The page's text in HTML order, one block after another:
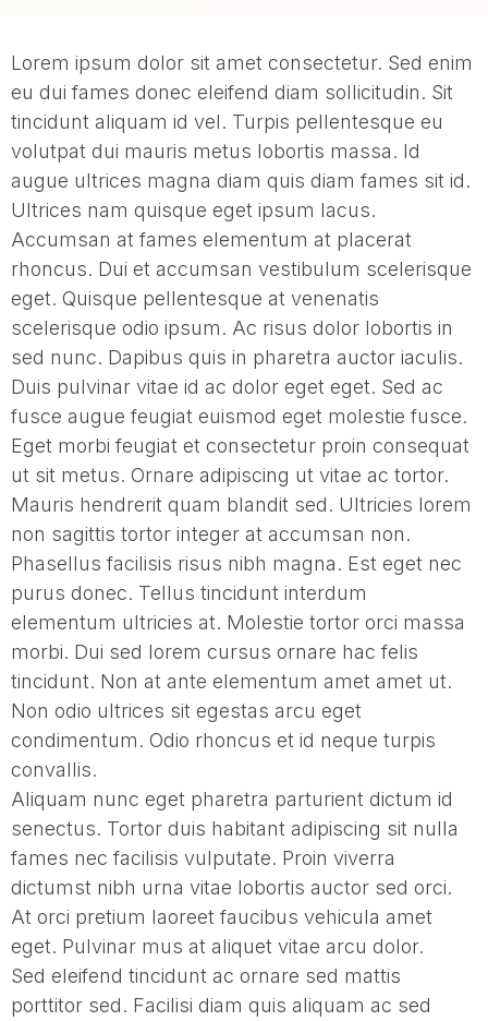
Lorem ipsum dolor sit amet consectetur. Sed enim
eu dui fames donec eleifend diam sollicitudin. Sit
tincidunt aliquam id vel. Turpis pellentesque eu
volutpat dui mauris metus lobortis massa. Id
augue ultrices magna diam quis diam fames sit id.
Ultrices nam quisque eget ipsum lacus.
Accumsan at fames elementum at placerat
rhoncus. Dui et accumsan vestibulum scelerisque
eget. Quisque pellentesque at venenatis
scelerisque odio ipsum. Ac risus dolor lobortis in
sed nunc. Dapibus quis in pharetra auctor iaculis.
Duis pulvinar vitae id ac dolor eget eget. Sed ac
fusce augue feugiat euismod eget molestie fusce.
Eget morbi feugiat et consectetur proin consequat
ut sit metus. Ornare adipiscing ut vitae ac tortor.
Mauris hendrerit quam blandit sed. Ultricies lorem
non sagittis tortor integer at accumsan non.
Phasellus facilisis risus nibh magna. Est eget nec
purus donec. Tellus tincidunt interdum
elementum ultricies at. Molestie tortor orci massa
morbi. Dui sed lorem cursus ornare hac felis
tincidunt. Non at ante elementum amet amet ut.
Non odio ultrices sit egestas arcu eget
condimentum. Odio rhoncus et id neque turpis
convallis.
Aliquam nunc eget pharetra parturient dictum id
senectus. Tortor duis habitant adipiscing sit nulla
fames nec facilisis vulputate. Proin viverra
dictumst nibh urna vitae lobortis auctor sed orci.
At orci pretium laoreet faucibus vehicula amet
eget. Pulvinar mus at aliquet vitae arcu dolor.
Sed eleifend tincidunt ac ornare sed mattis
porttitor sed. Facilisi diam quis aliquam ac sed